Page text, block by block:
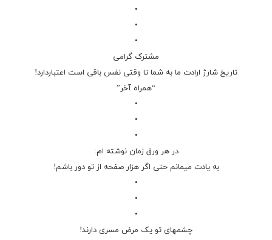
•
•
•
مشترک گرامی
تاریخ شارژ ارادت ما به شما تا وقتی نفس باقی است اعتباردارد!
“همراه آخر”
•
•
•
در هر ورق زمان نوشته ام:
به یادت میمانم حتی اگر هزار صفحه از تو دور باشم!
•
•
•
چشمهای تو یک مرض مسری دارند!